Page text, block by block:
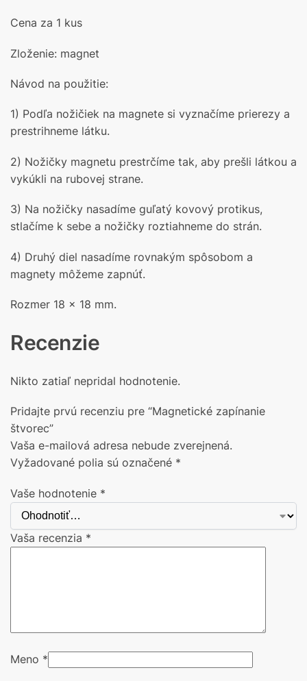
Cena za 1 kus
Zloženie: magnet
Návod na použitie:
1) Podľa nožičiek na magnete si vyznačíme prierezy a
prestrihneme látku.
2) Nožičky magnetu prestrčíme tak, aby prešli látkou a
vykúkli na rubovej strane.
3) Na nožičky nasadíme guľatý kovový protikus,
stlačíme k sebe a nožičky roztiahneme do strán.
4) Druhý diel nasadíme rovnakým spôsobom a
magnety môžeme zapnúť.
Rozmer 18 x 18 mm.
Recenzie
Nikto zatiaľ nepridal hodnotenie.
Pridajte prvú recenziu pre “Magnetické zapínanie
štvorec”
Vaša e-mailová adresa nebude zverejnená.
Vyžadované polia sú označené *
Vaše hodnotenie *
Vaša recenzia *
Meno *